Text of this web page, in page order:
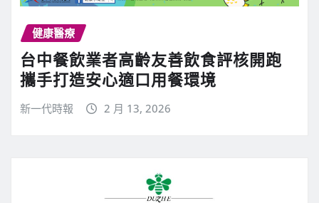
健康醫療
台中餐飲業者高齡友善飲食評核開跑
攜手打造安心適口用餐環境
新一代時報 2 月 13, 2026